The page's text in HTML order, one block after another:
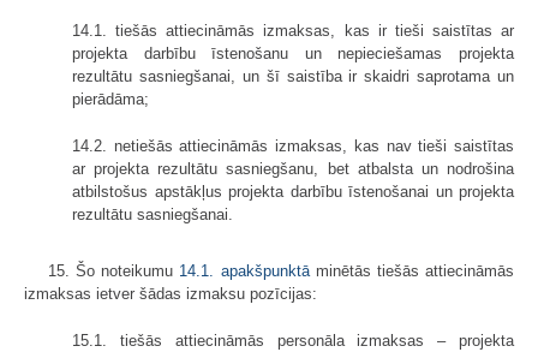
14.1. tiešās attiecināmās izmaksas, kas ir tieši saistītas ar
projekta darbību īstenošanu un nepieciešamas projekta
rezultātu sasniegšanai, un šī saistība ir skaidri saprotama un
pierādāma;
14.2. netiešās attiecināmās izmaksas, kas nav tieši saistītas
ar projekta rezultātu sasniegšanu, bet atbalsta un nodrošina
atbilstošus apstākļus projekta darbību īstenošanai un projekta
rezultātu sasniegšanai.
15. Šo noteikumu 14.1. apakšpunktāminētās tiešās attiecināmās
izmaksas ietver šādas izmaksu pozīcijas:
15.1. tiešās attiecināmās personāla izmaksas – projekta